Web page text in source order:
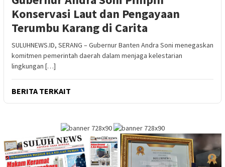
Konservasi Laut dan Pengayaan
Terumbu Karang di Carita
SULUHNEWS.ID, SERANG – Gubernur Banten Andra Soni menegaskan
komitmen pemerintah daerah dalam menjaga kelestarian
lingkungan […]
BERITA TERKAIT